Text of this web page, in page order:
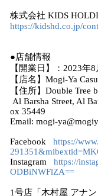
株式会社 KIDS
https://kidshd.co.jp/
●店舗情報
【開業日】：2023年
【店名】Mogi-Ya
【住所】Double Tree
Al Barsha Street, Al
ox 35449
Email: mogi-
Facebook https://
Instagram https://
ODBiNWFlZA==
1号店「木村屋 アナ